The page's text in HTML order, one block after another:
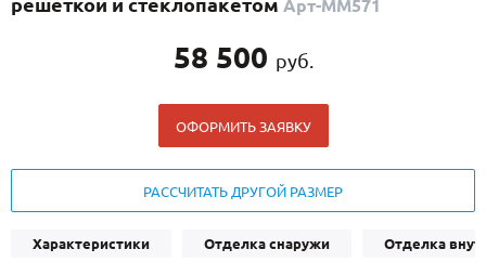
решеткой и стеклопакетом Арт-ММ571
58 500 руб.
ОФОРМИТЬ ЗАЯВКУ
РАССЧИТАТЬ ДРУГОЙ РАЗМЕР
Характеристики Отделка снаружи Отделка